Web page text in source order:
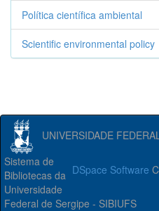
Política científica ambiental
Scientific environmental policy
UNIVERSIDADE
DSpace Software
Sistema de
Bibliotecas da
Universidade
Federal de Sergipe - SIBIUFS